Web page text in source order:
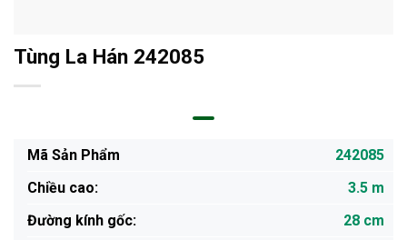
Tùng La Hán 242085
Mã Sản Phẩm
242085
Chiều cao:
3.5 m
Đường kính gốc:
28 cm